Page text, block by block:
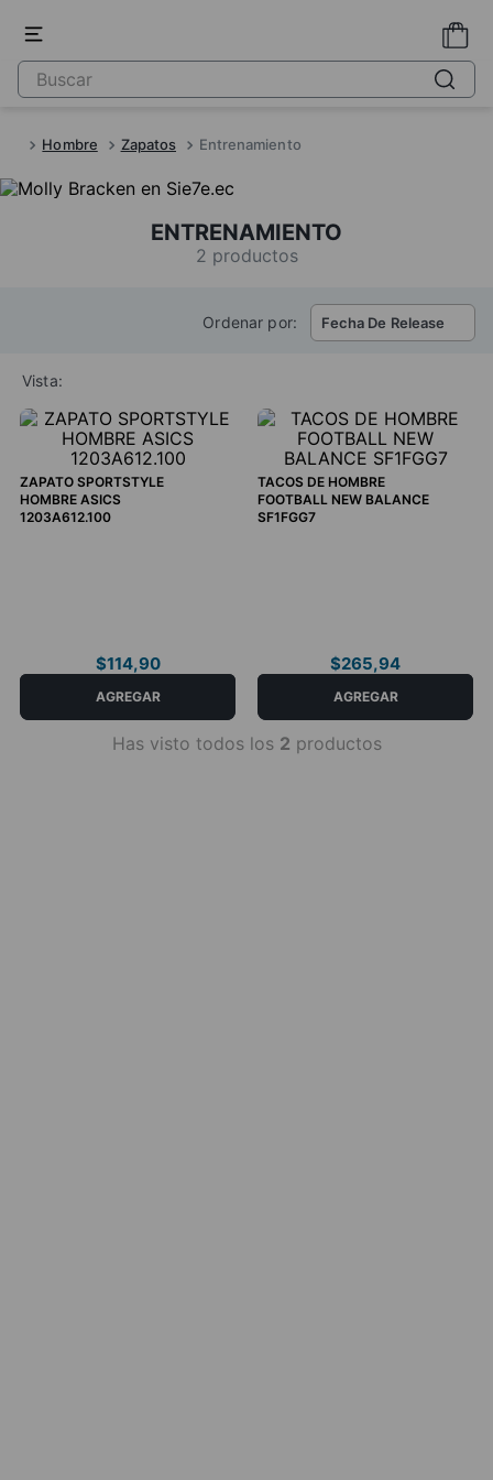
Hombre Zapatos Entrenamiento
ENTRENAMIENTO
2 productos
Ordenar por: Fecha De Release
Vista:
ZAPATO SPORTSTYLE
HOMBRE ASICS
1203A612.100
$114,90
COMPRAR AHORA
AGREGAR
TACOS DE HOMBRE
FOOTBALL NEW BALANCE
SF1FGG7
$265,94
COMPRAR AHORA
AGREGAR
Has visto todos los 2 productos